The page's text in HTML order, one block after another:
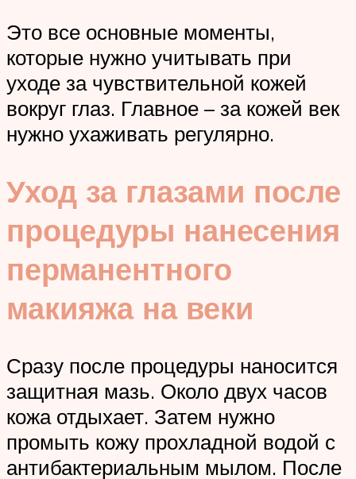
Это все основные моменты,
которые нужно учитывать при
уходе за чувствительной кожей
вокруг глаз. Главное – за кожей век
нужно ухаживать регулярно.
Уход за глазами после
процедуры нанесения
перманентного
макияжа на веки
Сразу после процедуры наносится
защитная мазь. Около двух часов
кожа отдыхает. Затем нужно
промыть кожу прохладной водой с
антибактериальным мылом. После